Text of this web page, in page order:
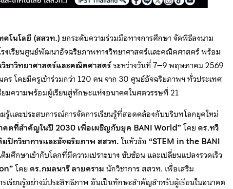
คโนโลยี (สสวท.)ยกระดับความร่วมมือทางการศึกษา จัดพิธีลงนาม
งเรียนศูนย์พัฒนาอัจฉริยภาพทางวิทยาศาสตร์และคณิตศาสตร์ พร้อม
ชาวิทยาศาสตร์และคณิตศาสตร์ระหว่างวันที่ 7–9 พฤษภาคม 2569
ร โดยมีครูเข้าร่วมกว่า 120 คน จาก 30 ศูนย์อัจฉริยภาพฯ ทั่วประเทศ
มความพร้อมผู้เรียนสู่ทักษะแห่งอนาคตในศตวรรษที่ 21
รู้และประสบการณ์การจัดการเรียนรู้ที่สอดคล้องกับบริบทโลกยุคใหม่
คตที่สำคัญในปี 2030 เพื่อเผชิญกับยุค BANI World”โดยดร.ทวิ
ปิกวิชาการและอัจฉริยภาพ สสวท.ในหัวข้อ “STEM in the BANI
ศึกษาเข้ากับโลกที่มีความเปราะบาง ซับซ้อน และเปลี่ยนแปลงรวดเร็ว
โดยดร.กมลนารี ลายครามนักวิชาการ สสวท. เพื่อเสริม
เรียนรู้อย่างมีประสิทธิภาพ อันเป็นทักษะสำคัญสำหรับผู้เรียนในอนาคต